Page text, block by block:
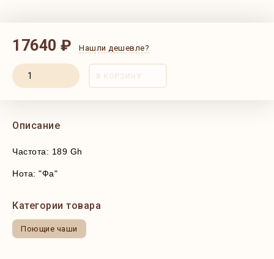
17640 ₽ Нашли дешевле?
В КОРЗИНУ
Описание
Частота: 189 Gh
Нота: "Фа"
Категории товара
Поющие чаши